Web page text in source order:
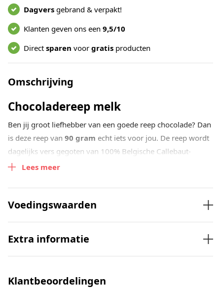
Dagvers gebrand & verpakt!
Klanten geven ons een 9,5/10
Direct sparen voor gratis producten
Omschrijving
Chocoladereep melk
Ben jij groot liefhebber van een goede reep chocolade? Dan
is deze reep van 90 gram echt iets voor jou. De reep wordt
dagelijks vers gegoten van 100% Belgische Callebaut-
chocolade en is heerlijk vol van smaak. Handgemaakt in ons
Lees meer
Voedingswaarden
Extra informatie
Klantbeoordelingen